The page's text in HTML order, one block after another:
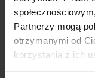
Partnerzy mogą
otrzymanymi od
korzystania z ich
Teor de